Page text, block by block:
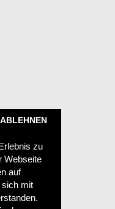
zu
Webseite
auf
sich mit
ABLEHNEN